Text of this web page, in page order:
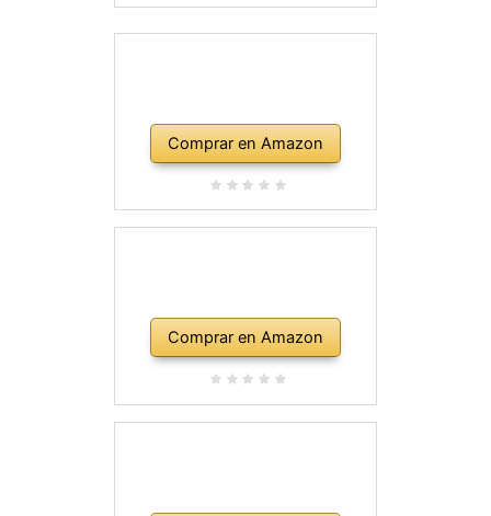
Comprar en Amazon
Comprar en Amazon